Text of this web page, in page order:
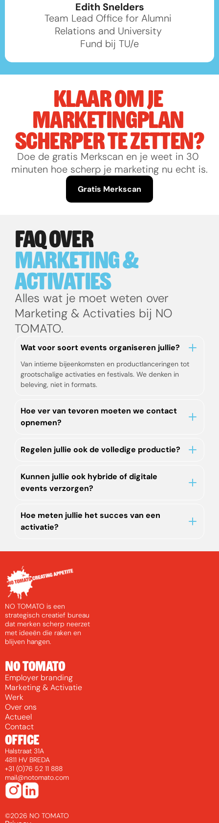
Edith Snelders
Team Lead Office for Alumni
Relations and University
Fund bij TU/e
KLAAR OM JE
MARKETINGPLAN
SCHERPER TE ZETTEN?
Doe de gratis Merkscan en je weet in 30
minuten hoe scherp je marketing nu echt is.
Gratis Merkscan
FAQ OVER
MARKETING &
ACTIVATIES
Alles wat je moet weten over
Marketing & Activaties bij NO
TOMATO.
Wat voor soort events organiseren jullie?
Van intieme bijeenkomsten en productlanceringen tot
grootschalige activaties en festivals. We denken in
beleving, niet in formats.
Hoe ver van tevoren moeten we contact
opnemen?
Regelen jullie ook de volledige productie?
Kunnen jullie ook hybride of digitale
events verzorgen?
Hoe meten jullie het succes van een
activatie?
NO TOMATO is een
strategisch creatief bureau
dat merken scherp neerzet
met ideeën die raken en
blijven hangen.
NO TOMATO
Employer branding
Marketing& Activatie
Werk
Overons
Actueel
Contact
OFFICE
Halstraat 31A
4811 HV BREDA
+31 (0)76 52 11 888
mail@notomato.com
©2026 NO TOMATO